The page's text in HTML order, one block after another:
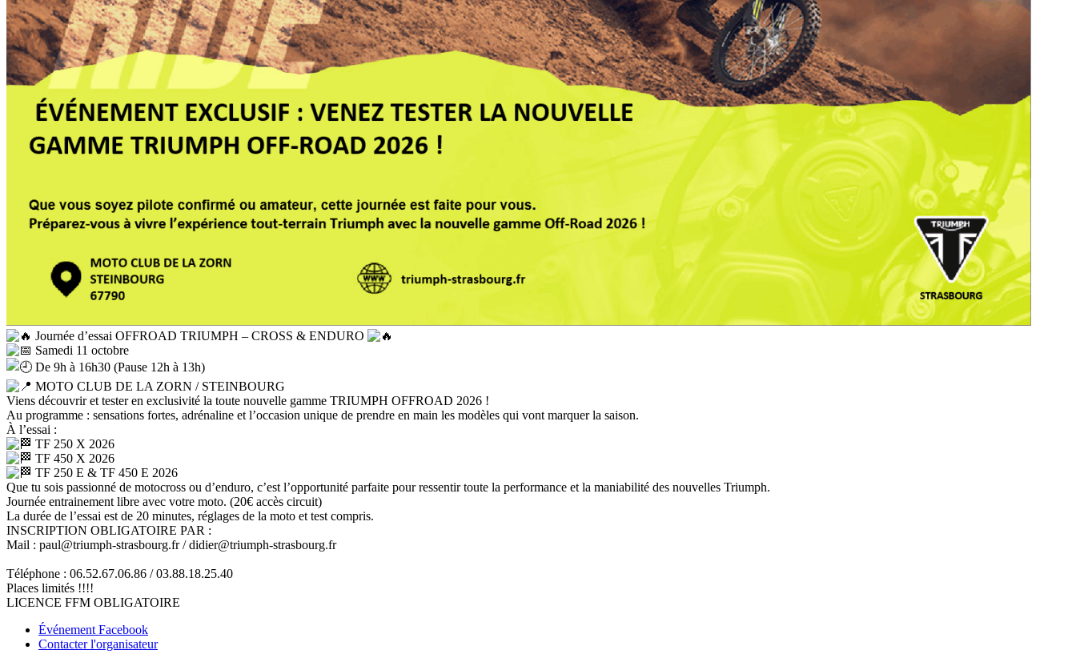
Journée d’essai OFFROAD TRIUMPH – CROSS & ENDURO
Samedi 11 octobre
De 9h à 16h30 (Pause 12h à 13h)
MOTO CLUB DE LA ZORN / STEINBOURG
Viens découvrir et tester en exclusivité la toute nouvelle gamme TRIUMPH OFFROAD 2026 !
Au programme : sensations fortes, adrénaline et l’occasion unique de prendre en main les modèles qui vont marquer la saison.
À l’essai :
TF 250 X 2026
TF 450 X 2026
TF 250 E & TF 450 E 2026
Que tu sois passionné de motocross ou d’enduro, c’est l’opportunité parfaite pour ressentir toute la performance et la maniabilité des nouvelles Triumph.
Journée entrainement libre avec votre moto. (20€ accès circuit)
La durée de l’essai est de 20 minutes, réglages de la moto et test compris.
INSCRIPTION OBLIGATOIRE PAR :
Mail : paul@triumph-strasbourg.fr / didier@triumph-strasbourg.fr
Téléphone : 06.52.67.06.86 / 03.88.18.25.40
Places limités !!!!
LICENCE FFM OBLIGATOIRE
Événement Facebook
Contacter l'organisateur